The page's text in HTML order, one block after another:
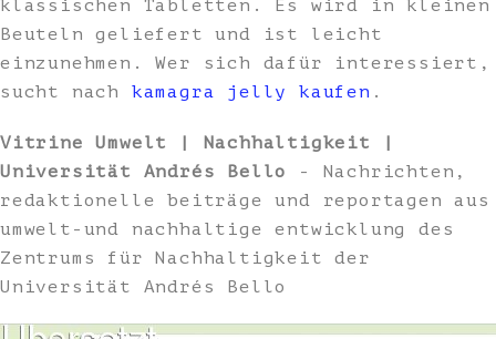
klassischen Tabletten. Es wird in kleinen
Beuteln geliefert und ist leicht
einzunehmen. Wer sich dafür interessiert,
sucht nach kamagra jelly kaufen .
Vitrine Umwelt | Nachhaltigkeit |
Universität Andrés Bello
- Nachrichten,
redaktionelle beiträge und reportagen aus
umwelt-und nachhaltige entwicklung des
Zentrums für Nachhaltigkeit der
Universität Andrés Bello